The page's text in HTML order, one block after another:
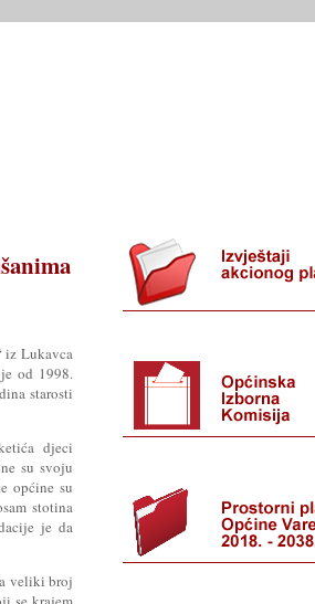
iz Lukavca
od 1998.
starosti
djeci
su svoju
općine su
stotina
je da
veliki broj